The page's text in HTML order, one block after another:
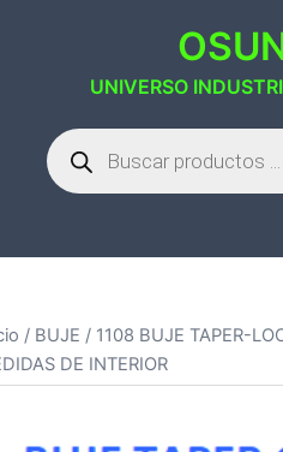
UNIVERSO
Búsqueda
de
productos
/ BUJE / 1108 BUJE TAPER-
DE INTERIOR